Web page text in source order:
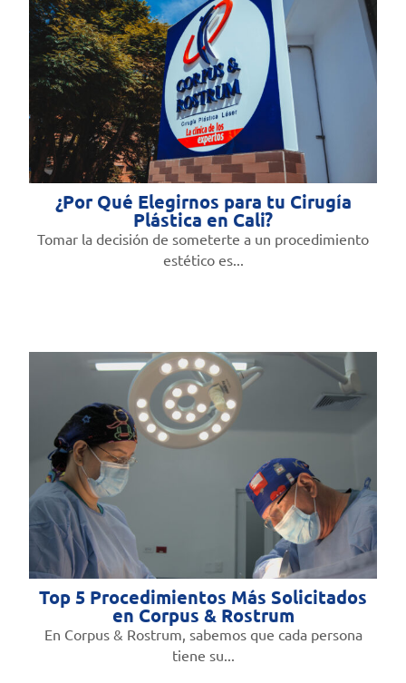
¿Por Qué Elegirnos para tu Cirugía
Plástica en Cali?
Tomar la decisión de someterte a un procedimiento
estético es...
Top 5 Procedimientos Más Solicitados
en Corpus & Rostrum
En Corpus & Rostrum, sabemos que cada persona
tiene su...